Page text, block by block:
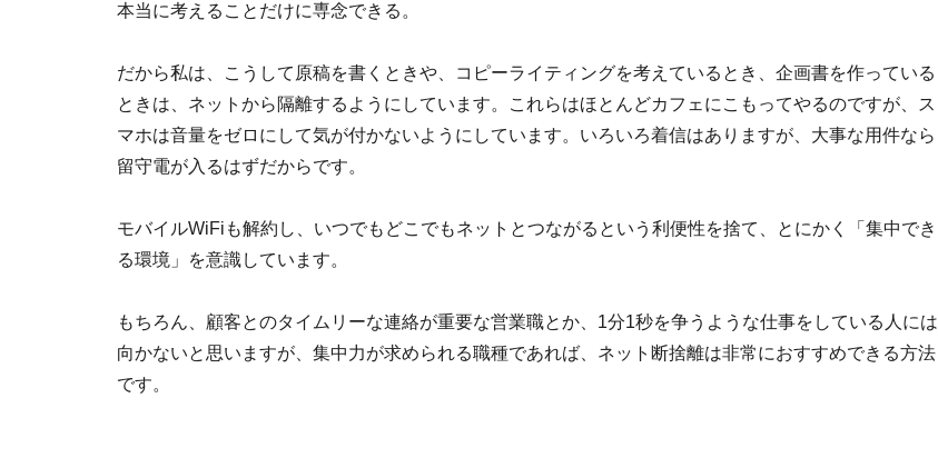
本当に考えることだけに専念できる。
だから私は、こうして原稿を書くときや、コピーライティングを考えているとき、企画書を作っている
ときは、ネットから隔離するようにしています。これらはほとんどカフェにこもってやるのですが、ス
マホは音量をゼロにして気が付かないようにしています。いろいろ着信はありますが、大事な用件なら
留守電が入るはずだからです。
モバイルWiFiも解約し、いつでもどこでもネットとつながるという利便性を捨て、とにかく「集中でき
る環境」を意識しています。
もちろん、顧客とのタイムリーな連絡が重要な営業職とか、1分1秒を争うような仕事をしている人には
向かないと思いますが、集中力が求められる職種であれば、ネット断捨離は非常におすすめできる方法
です。